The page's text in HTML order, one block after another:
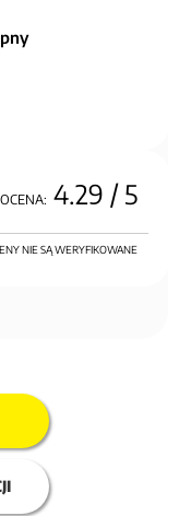
OCENA: 4.29 / 5
NIE SĄ WERYFIKOWANE